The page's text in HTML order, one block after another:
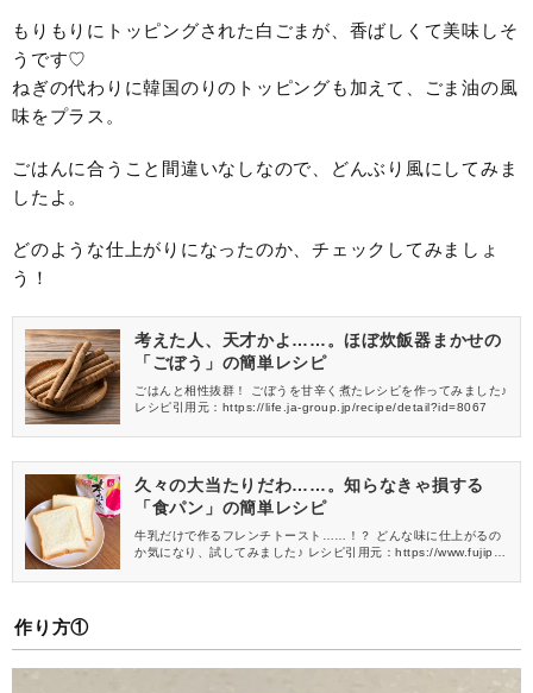
もりもりにトッピングされた白ごまが、香ばしくて美味しそ
うです♡
ねぎの代わりに韓国のりのトッピングも加えて、ごま油の風
味をプラス。
ごはんに合うこと間違いなしなので、どんぶり風にしてみま
したよ。
どのような仕上がりになったのか、チェックしてみましょ
う！
考えた人、天才かよ……。ほぼ炊飯器まかせの
「ごぼう」の簡単レシピ
ごはんと相性抜群！ ごぼうを甘辛く煮たレシピを作ってみました♪
レシピ引用元：https://life.ja-group.jp/recipe/detail?id=8067
久々の大当たりだわ……。知らなきゃ損する
「食パン」の簡単レシピ
牛乳だけで作るフレンチトースト……！？ どんな味に仕上がるの
か気になり、試してみました♪ レシピ引用元：https://www.fujipa
作り方①